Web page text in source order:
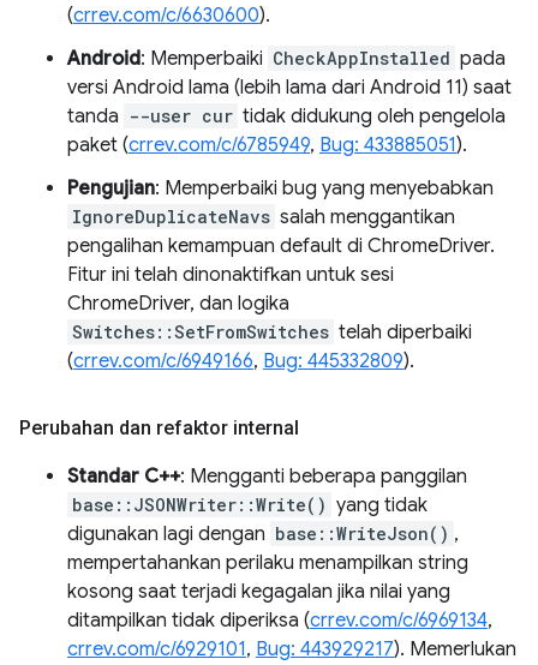
(crrev.com/c/6630600).
Android: Memperbaiki CheckAppInstalled pada
versi Android lama (lebih lama dari Android 11) saat
tanda --user cur tidak didukung oleh pengelola
paket (crrev.com/c/6785949, Bug: 433885051).
Pengujian: Memperbaiki bug yang menyebabkan
IgnoreDuplicateNavs salah menggantikan
pengalihan kemampuan default di ChromeDriver.
Fitur ini telah dinonaktifkan untuk sesi
ChromeDriver, dan logika
Switches::SetFromSwitches telah diperbaiki
(crrev.com/c/6949166, Bug: 445332809).
Perubahan dan refaktor internal
Standar C++: Mengganti beberapa panggilan
base::JSONWriter::Write() yang tidak
digunakan lagi dengan base::WriteJson() ,
mempertahankan perilaku menampilkan string
kosong saat terjadi kegagalan jika nilai yang
ditampilkan tidak diperiksa (crrev.com/c/6969134,
crrev.com/c/6929101, Bug: 443929217). Memerlukan